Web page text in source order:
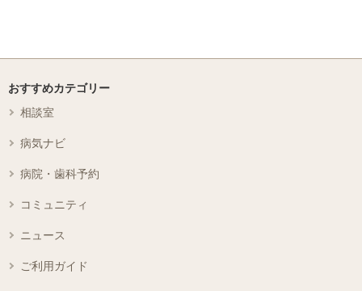
おすすめカテゴリー
相談室
病気ナビ
病院・歯科予約
コミュニティ
ニュース
ご利用ガイド